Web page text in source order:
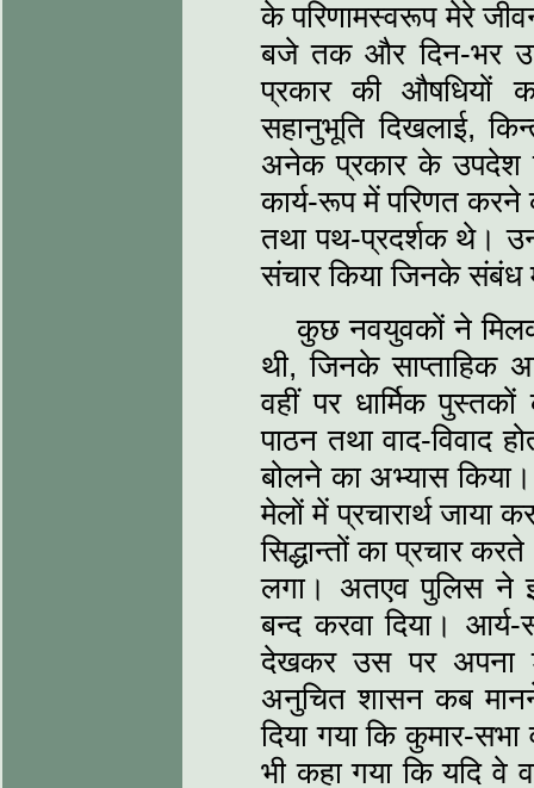
के परिणामस्वरूप मेरे
बजे तक और दिन-भर
प्रकार की औषधियों
सहानुभूति दिखलाई,
अनेक प्रकार के उपदेश
कार्य-रूप में परिणत करने
तथा पथ-प्रदर्शक थे।
संचार किया जिनके
कुछ नवयुवकों ने
थी, जिनके
वहीं पर धार्मिक
पाठन तथा वाद-विवाद
बोलने का अभ्यास
मेलों में प्रचारार्थ जाया
सिद्धान्तों का प्रचार
लगा। अतएव पुलिस ने
बन्द करवा दिया।
देखकर उस पर अपना
अनुचित शासन कब
दिया गया कि कुमार-
भी कहा गया कि यदि वे